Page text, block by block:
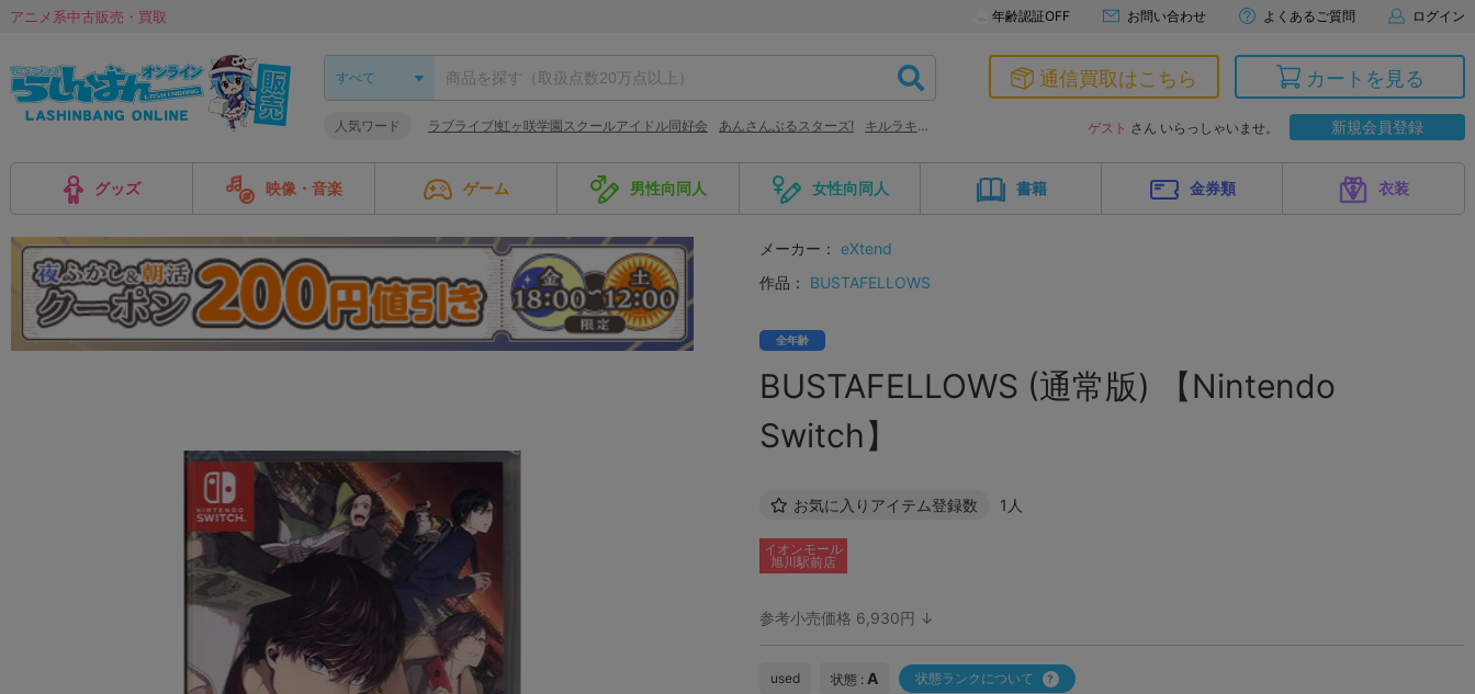
アニメ系中古販売・買取 年齢認証OFF お問い合わせ よくあるご質問 ログイン
人気ワード ラブライブ!虹ヶ咲学園スクールアイドル同好会 あんさんぶるスターズ! キルラキル KILL la KILL
通信買取はこちら カートを見る
ゲスト さん いらっしゃいませ。 新規会員登録
グッズ 映像・音楽 ゲーム 男性向同人 女性向同人 書籍 金券類 衣装
メーカー： eXtend
作品：
BUSTAFELLOWS
全年齢
BUSTAFELLOWS (通常版) 【Nintendo
Switch】
お気に入りアイテム登録数 1人
イオンモール
旭川駅前店
参考小売価格 6,930円 ↓
used 状態 : A 状態ランクについて